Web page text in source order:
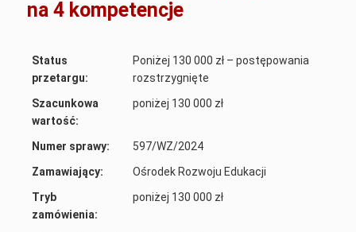
na 4 kompetencje
Status
przetargu:
Poniżej 130 000 zł – postępowania
rozstrzygnięte
Szacunkowa
wartość:
poniżej 130 000 zł
Numer sprawy:
597/WZ/2024
Zamawiający:
Ośrodek Rozwoju Edukacji
Tryb
zamówienia:
poniżej 130 000 zł